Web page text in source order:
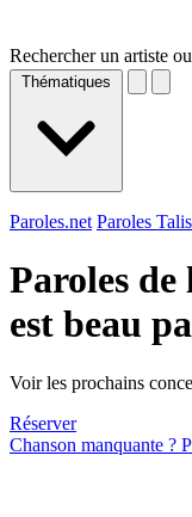
Rechercher un artiste
Thématiques
Paroles.net Paroles
Paroles
est beau
Voir les prochains
Réserver
Chanson manquante ?